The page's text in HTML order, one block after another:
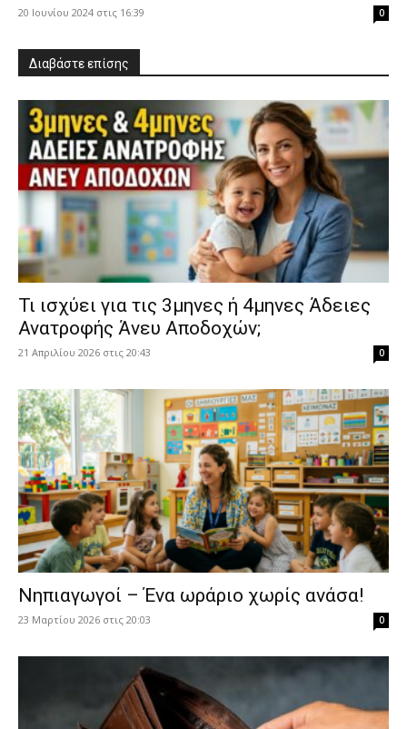
20 Ιουνίου 2024 στις 16:39 0
Διαβάστε επίσης
​Τι ισχύει για τις 3μηνες ή 4μηνες Άδειες
Ανατροφής Άνευ Αποδοχών;
21 Απριλίου 2026 στις 20:43 0
Νηπιαγωγοί – Ένα ωράριο χωρίς ανάσα!
23 Μαρτίου 2026 στις 20:03 0